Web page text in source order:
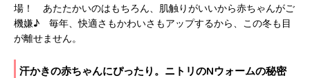
場！ あたたかいのはもちろん、肌触りがいいから赤ちゃんがご
機嫌♪ 毎年、快適さもかわいさもアップするから、この冬も目
が離せません。
汗かきの赤ちゃんにぴったり。ニトリのNウォームの秘密